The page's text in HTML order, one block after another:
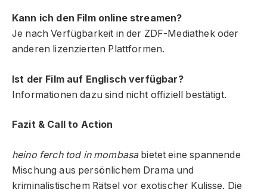
Kann ich den Film online streamen?
Je nach Verfügbarkeit in der ZDF-Mediathek oder
anderen lizenzierten Plattformen.
Ist der Film auf Englisch verfügbar?
Informationen dazu sind nicht offiziell bestätigt.
Fazit & Call to Action
heino ferch tod in mombasabietet eine spannende
Mischung aus persönlichem Drama und
kriminalistischem Rätsel vor exotischer Kulisse. Die